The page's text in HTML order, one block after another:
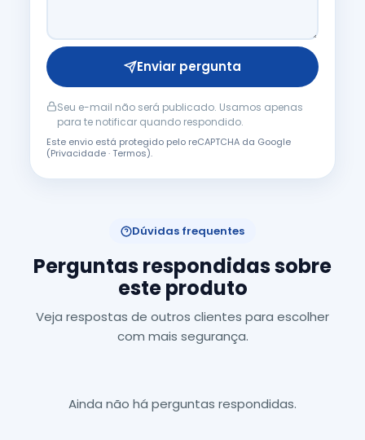
Enviar pergunta
Seu e-mail não será publicado. Usamos apenas
para te notificar quando respondido.
Este envio está protegido pelo reCAPTCHA da Google
(Privacidade·Termos).
Dúvidas frequentes
Perguntas respondidas sobre
este produto
Veja respostas de outros clientes para escolher
com mais segurança.
Ainda não há perguntas respondidas.